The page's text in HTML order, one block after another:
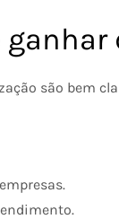
são bem